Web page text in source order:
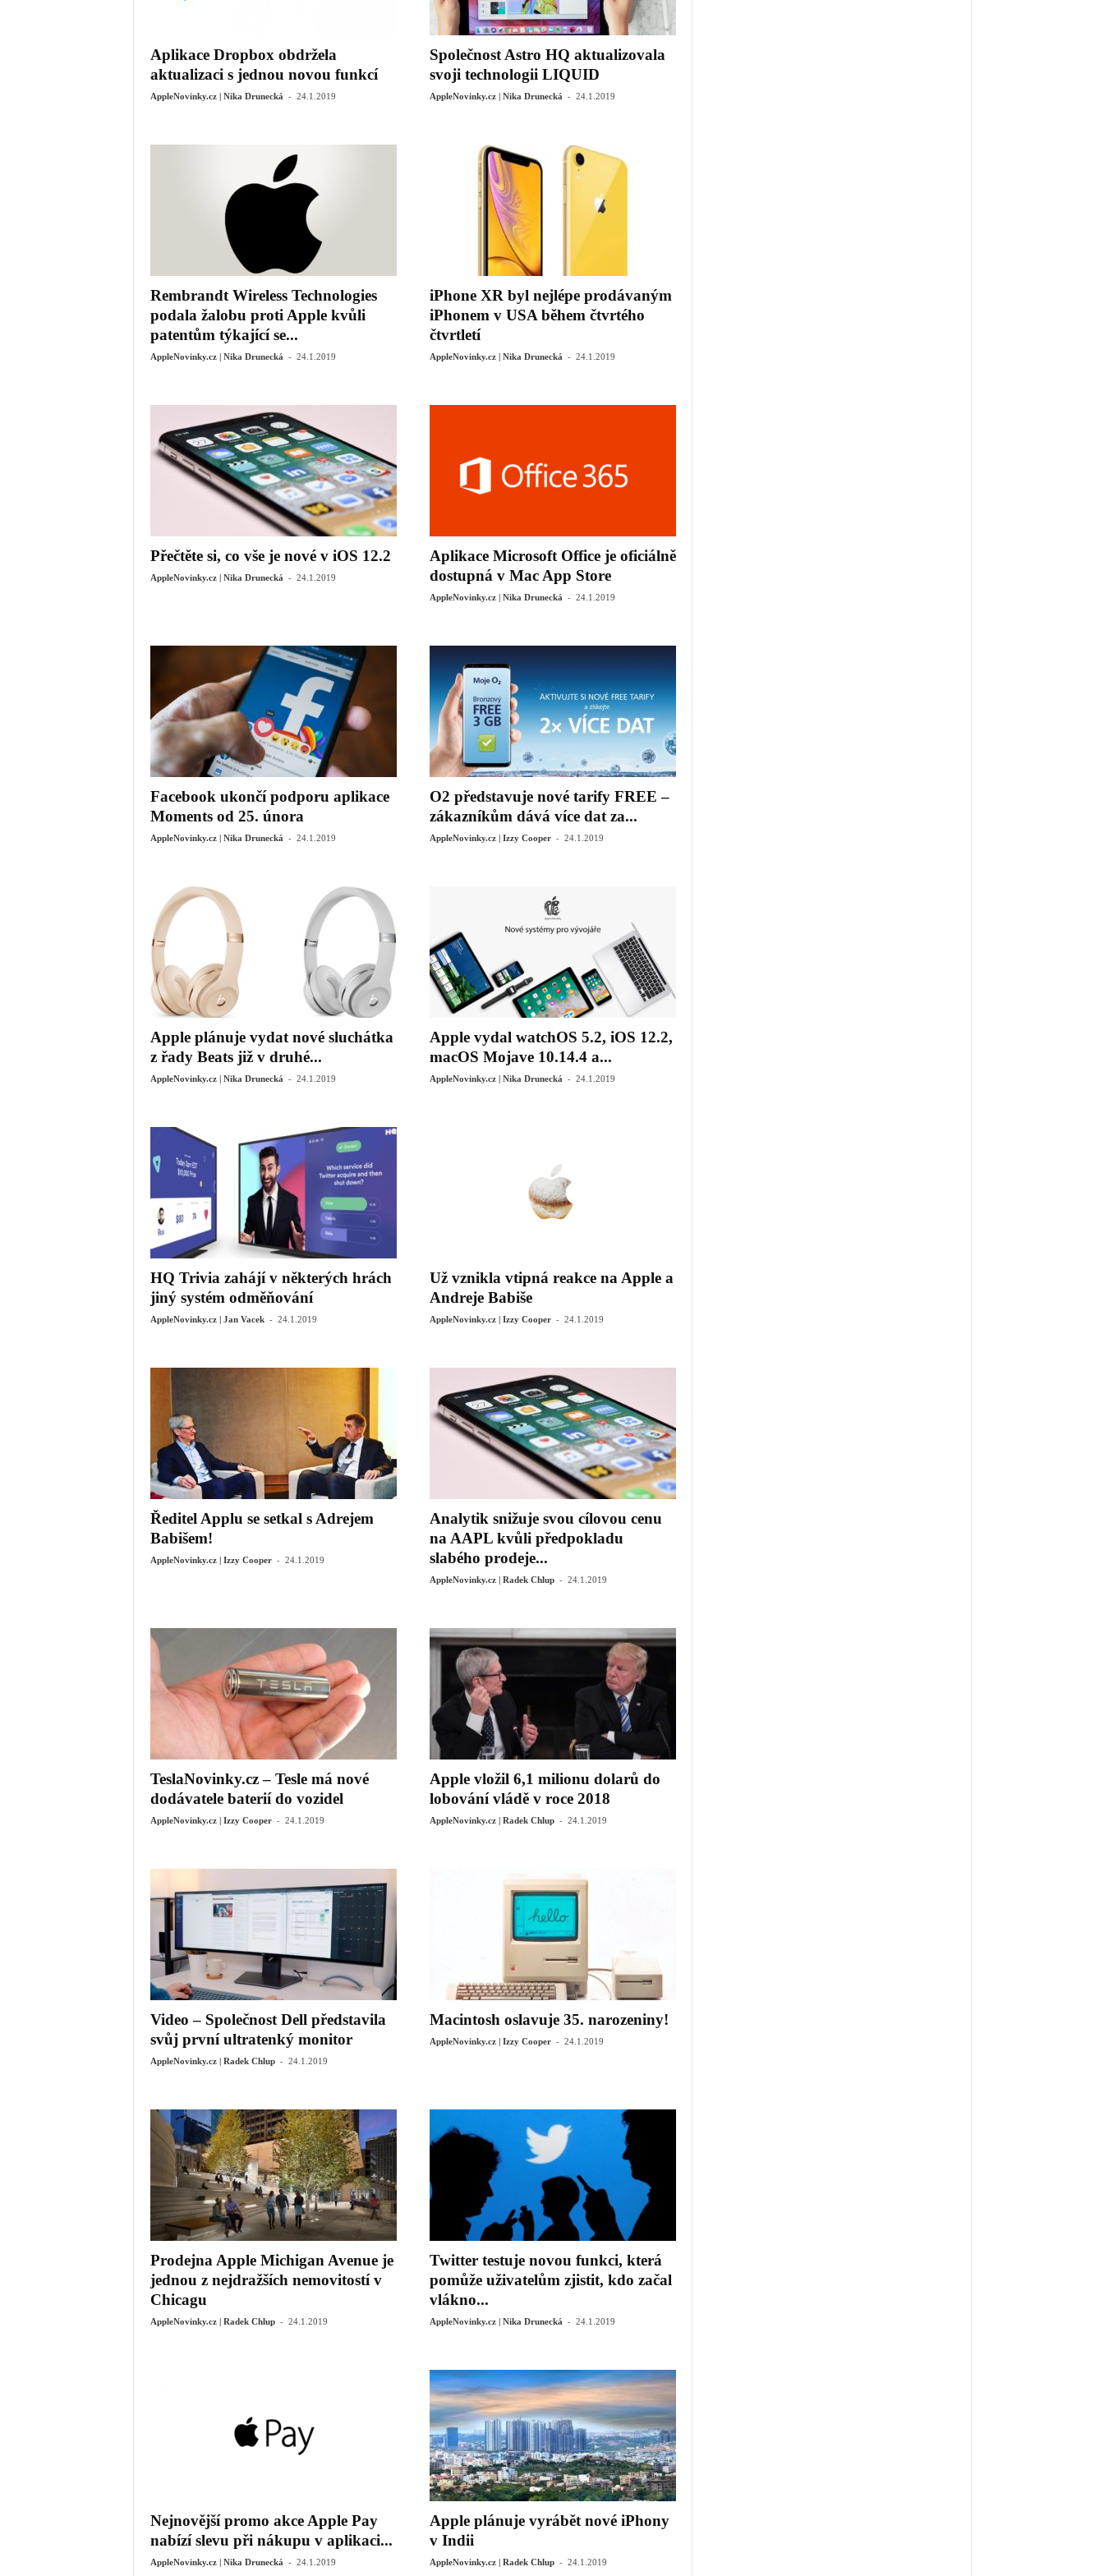
Aplikace Dropbox obdržela
aktualizaci s jednou novou funkcí
AppleNovinky.cz | Nika Drunecká - 24.1.2019
Společnost Astro HQ aktualizovala
svoji technologii LIQUID
AppleNovinky.cz | Nika Drunecká - 24.1.2019
Rembrandt Wireless Technologies
podala žalobu proti Apple kvůli
patentům týkající se...
AppleNovinky.cz | Nika Drunecká - 24.1.2019
iPhone XR byl nejlépe prodávaným
iPhonem v USA během čtvrtého
čtvrtletí
AppleNovinky.cz | Nika Drunecká - 24.1.2019
Přečtěte si, co vše je nové v iOS 12.2
AppleNovinky.cz | Nika Drunecká - 24.1.2019
Aplikace Microsoft Office je oficiálně
dostupná v Mac App Store
AppleNovinky.cz | Nika Drunecká - 24.1.2019
Facebook ukončí podporu aplikace
Moments od 25. února
AppleNovinky.cz | Nika Drunecká - 24.1.2019
O2 představuje nové tarify FREE –
zákazníkům dává více dat za...
AppleNovinky.cz | Izzy Cooper - 24.1.2019
Apple plánuje vydat nové sluchátka
z řady Beats již v druhé...
AppleNovinky.cz | Nika Drunecká - 24.1.2019
Apple vydal watchOS 5.2, iOS 12.2,
macOS Mojave 10.14.4 a...
AppleNovinky.cz | Nika Drunecká - 24.1.2019
HQ Trivia zahájí v některých hrách
jiný systém odměňování
AppleNovinky.cz | Jan Vacek - 24.1.2019
Už vznikla vtipná reakce na Apple a
Andreje Babiše
AppleNovinky.cz | Izzy Cooper - 24.1.2019
Ředitel Applu se setkal s Adrejem
Babišem!
AppleNovinky.cz | Izzy Cooper - 24.1.2019
Analytik snižuje svou cílovou cenu
na AAPL kvůli předpokladu
slabého prodeje...
AppleNovinky.cz | Radek Chlup - 24.1.2019
TeslaNovinky.cz – Tesle má nové
dodávatele baterií do vozidel
AppleNovinky.cz | Izzy Cooper - 24.1.2019
Apple vložil 6,1 milionu dolarů do
lobování vládě v roce 2018
AppleNovinky.cz | Radek Chlup - 24.1.2019
Video – Společnost Dell představila
svůj první ultratenký monitor
AppleNovinky.cz | Radek Chlup - 24.1.2019
Macintosh oslavuje 35. narozeniny!
AppleNovinky.cz | Izzy Cooper - 24.1.2019
Prodejna Apple Michigan Avenue je
jednou z nejdražších nemovitostí v
Chicagu
AppleNovinky.cz | Radek Chlup - 24.1.2019
Twitter testuje novou funkci, která
pomůže uživatelům zjistit, kdo začal
vlákno...
AppleNovinky.cz | Nika Drunecká - 24.1.2019
Nejnovější promo akce Apple Pay
nabízí slevu při nákupu v aplikaci...
AppleNovinky.cz | Nika Drunecká - 24.1.2019
Apple plánuje vyrábět nové iPhony
v Indii
AppleNovinky.cz | Radek Chlup - 24.1.2019